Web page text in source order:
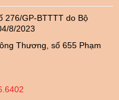
276/GP-BTTTT do Bộ
8/2023
Thương, số 655 Phạm